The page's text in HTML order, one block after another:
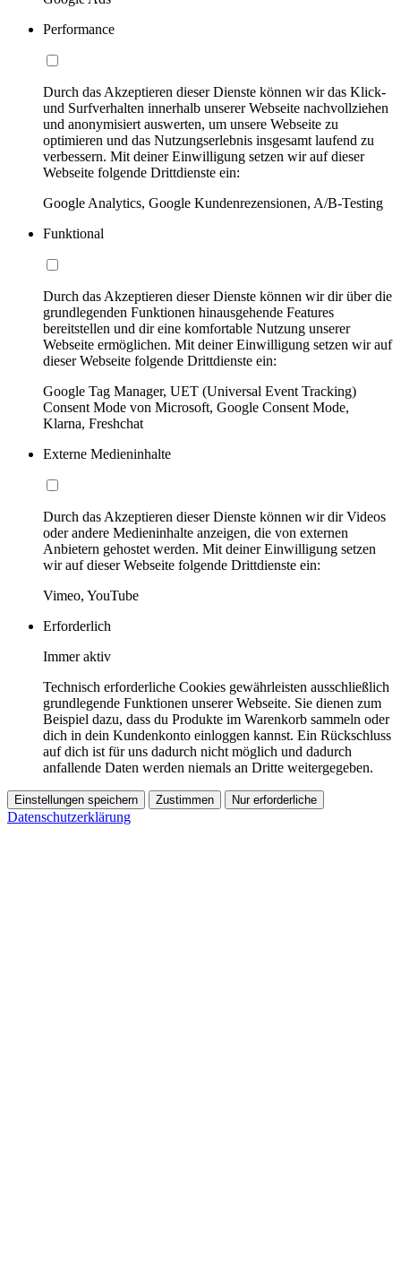
Performance
Durch das Akzeptieren dieser Dienste können wir das Klick-
und Surfverhalten innerhalb unserer Webseite nachvollziehen
und anonymisiert auswerten, um unsere Webseite zu
optimieren und das Nutzungserlebnis insgesamt laufend zu
verbessern. Mit deiner Einwilligung setzen wir auf dieser
Webseite folgende Drittdienste ein:
Google Analytics, Google Kundenrezensionen, A/B-Testing
Funktional
Durch das Akzeptieren dieser Dienste können wir dir über die
grundlegenden Funktionen hinausgehende Features
bereitstellen und dir eine komfortable Nutzung unserer
Webseite ermöglichen. Mit deiner Einwilligung setzen wir auf
dieser Webseite folgende Drittdienste ein:
Google Tag Manager, UET (Universal Event Tracking)
Consent Mode von Microsoft, Google Consent Mode,
Klarna, Freshchat
Externe Medieninhalte
Durch das Akzeptieren dieser Dienste können wir dir Videos
oder andere Medieninhalte anzeigen, die von externen
Anbietern gehostet werden. Mit deiner Einwilligung setzen
wir auf dieser Webseite folgende Drittdienste ein:
Vimeo, YouTube
Erforderlich
Immer aktiv
Technisch erforderliche Cookies gewährleisten ausschließlich
grundlegende Funktionen unserer Webseite. Sie dienen zum
Beispiel dazu, dass du Produkte im Warenkorb sammeln oder
dich in dein Kundenkonto einloggen kannst. Ein Rückschluss
auf dich ist für uns dadurch nicht möglich und dadurch
anfallende Daten werden niemals an Dritte weitergegeben.
Einstellungen speichern Zustimmen Nur erforderliche
Datenschutzerklärung